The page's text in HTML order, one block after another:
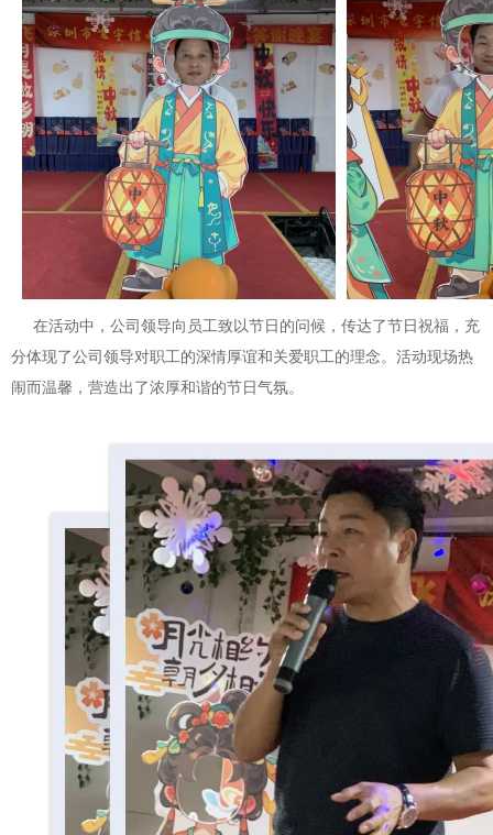
在活动中，公司领导向员工致以节日的问候，传达了节日祝福，充
分体现了公司领导对职工的深情厚谊和关爱职工的理念。活动现场热
闹而温馨，营造出了浓厚和谐的节日气氛。